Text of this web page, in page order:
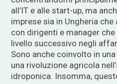
all’IT e alle start-up, ma
imprese sia in Ungheria
con dirigenti e manager
livello successivo negli
Sono anche coinvolto in
una rivoluzione agricola
idroponica. Insomma,